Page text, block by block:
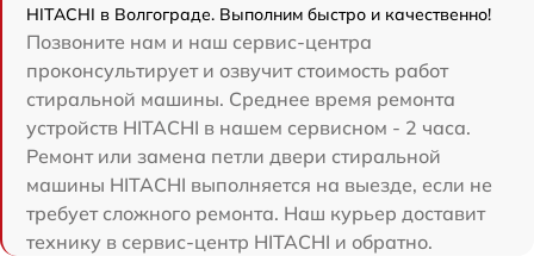
HITACHI в Волгограде. Выполним быстро и качественно!
Позвоните нам и наш сервис-центра
проконсультирует и озвучит стоимость работ
стиральной машины. Среднее время ремонта
устройств HITACHI в нашем сервисном - 2 часа.
Ремонт или замена петли двери стиральной
машины HITACHI выполняется на выезде, если не
требует сложного ремонта. Наш курьер доставит
технику в сервис-центр HITACHI и обратно.